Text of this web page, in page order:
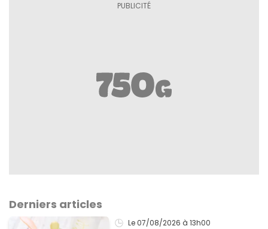
Derniers articles
Le 07/08/2026 à 13h00